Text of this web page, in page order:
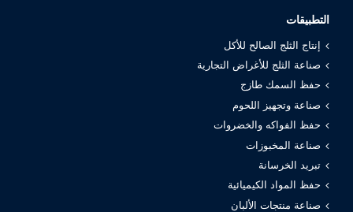
التطبيقات
إنتاج الثلج الصالح للأكل
صناعة الثلج للأغراض التجارية
حفظ السمك طازج
صناعة وتجهيز اللحوم
حفظ الفواكه والخضروات
صناعة المخبوزات
تبريد الخرسانة
حفظ المواد الكيميائية
صناعة منتجات الألبان